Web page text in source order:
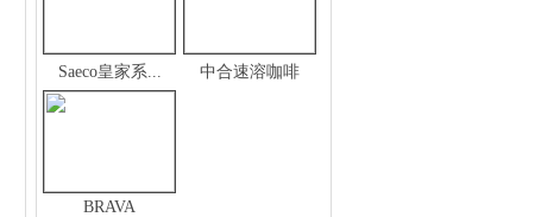
Saeco皇家系... 中合速溶咖啡
BRAVA